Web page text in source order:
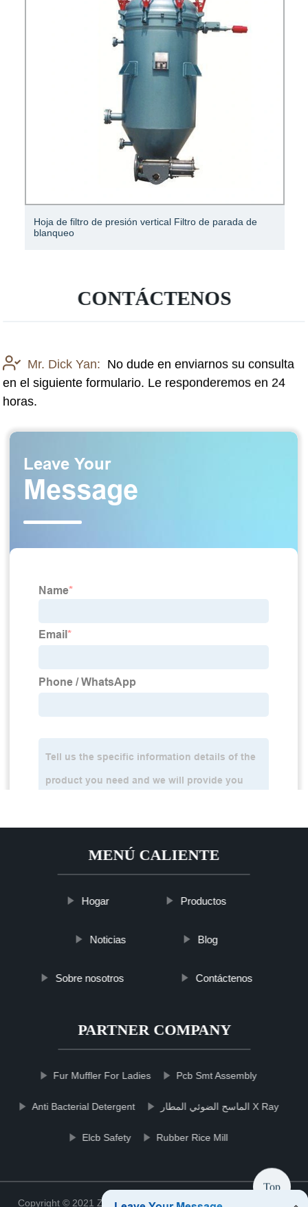
Hoja de filtro de presión vertical Filtro de parada de
blanqueo
CONTÁCTENOS
Mr. Dick Yan: No dude en enviarnos su consulta
en el siguiente formulario. Le responderemos en 24
horas.
MENÚ CALIENTE
Hogar Productos
Noticias Blog
Sobre nosotros Contáctenos
PARTNER COMPANY
Fur Muffler For Ladies Pcb Smt Assembly
Anti Bacterial Detergent الماسح الضوئي المطار X Ray
Elcb Safety Rubber Rice Mill
Copyright © 2021 Zhejiang filterccshop Filter Co., Ltd.
Top